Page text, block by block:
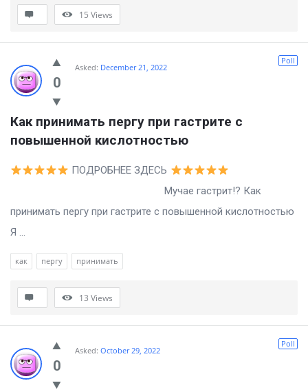
15 Views
0
Poll
Asked: December 21, 2022
Как принимать пергу при гастрите с
повышенной кислотностью
ПОДРОБНЕЕ ЗДЕСЬ
Мучае гастрит!? Как
принимать пергу при гастрите с повышенной кислотностью
Я ...
как пергу принимать
13 Views
0
Poll
Asked: October 29, 2022